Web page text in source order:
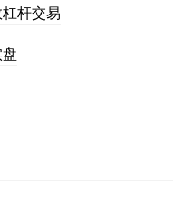
杆交易